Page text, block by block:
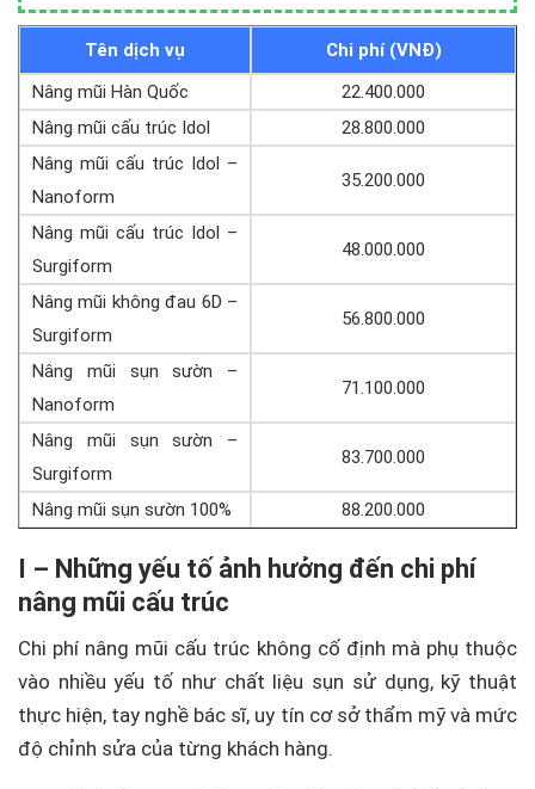
Tên dịch vụ
Chi phí (VNĐ)
Nâng mũi Hàn Quốc
22.400.000
Nâng mũi cấu trúc Idol
28.800.000
Nâng mũi cấu trúc Idol –
Nanoform
35.200.000
Nâng mũi cấu trúc Idol –
Surgiform
48.000.000
Nâng mũi không đau 6D –
Surgiform
56.800.000
Nâng mũi sụn sườn –
Nanoform
71.100.000
Nâng mũi sụn sườn –
Surgiform
83.700.000
Nâng mũi sụn sườn 100% 88.200.000
I – Những yếu tố ảnh hưởng đến chi phí
nâng mũi cấu trúc
Chi phí nâng mũi cấu trúc không cố định mà phụ thuộc
vào nhiều yếu tố như chất liệu sụn sử dụng, kỹ thuật
thực hiện, tay nghề bác sĩ, uy tín cơ sở thẩm mỹ và mức
độ chỉnh sửa của từng khách hàng.